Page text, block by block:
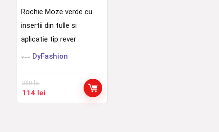
Rochie Moze verde cu
insertii din tulle si
aplicatie tip rever
DyFashion
380lei
Prețul
inițial
114 leiPrețul
curent